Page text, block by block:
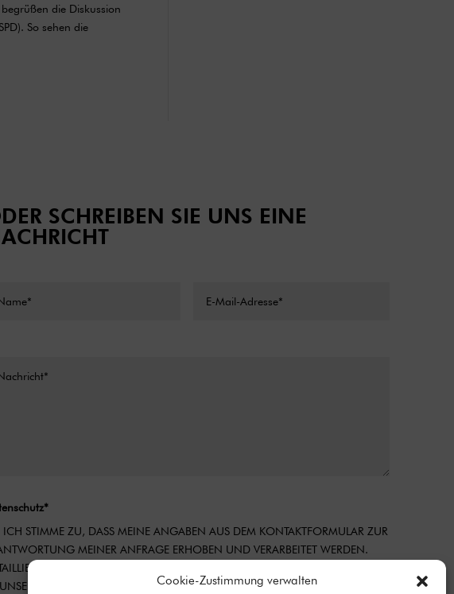
Cookie-Zustimmung verwalten
die Diskussion
So sehen die
SCHREIBEN SIE UNS EINE
ICH STIMME ZU, DASS MEINE ANGABEN AUS DEM KONTAKTFORMULAR ZUR
MEINER ANFRAGE ERHOBEN UND VERARBEITET WERDEN.
INFORMATIONEN ZUM UMGANG MIT NUTZERDATEN FINDEN SIE
DATENSCHUTZERKLÄRUNG.